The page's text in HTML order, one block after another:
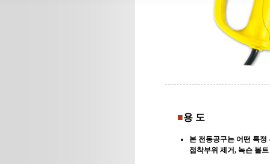
■용 도
본 전동공구는 어떤 특
접착부위 제거, 녹슨 볼